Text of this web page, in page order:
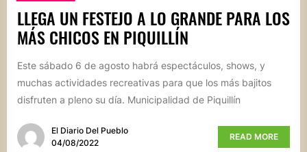
LLEGA UN FESTEJO A LO GRANDE PARA LOS
MÁS CHICOS EN PIQUILLÍN
Este sábado 6 de agosto habrá espectáculos, shows, y
muchas actividades recreativas para que los más bajitos
disfruten a pleno su día. Municipalidad de Piquillín
El Diario Del Pueblo
04/08/2022
READ MORE